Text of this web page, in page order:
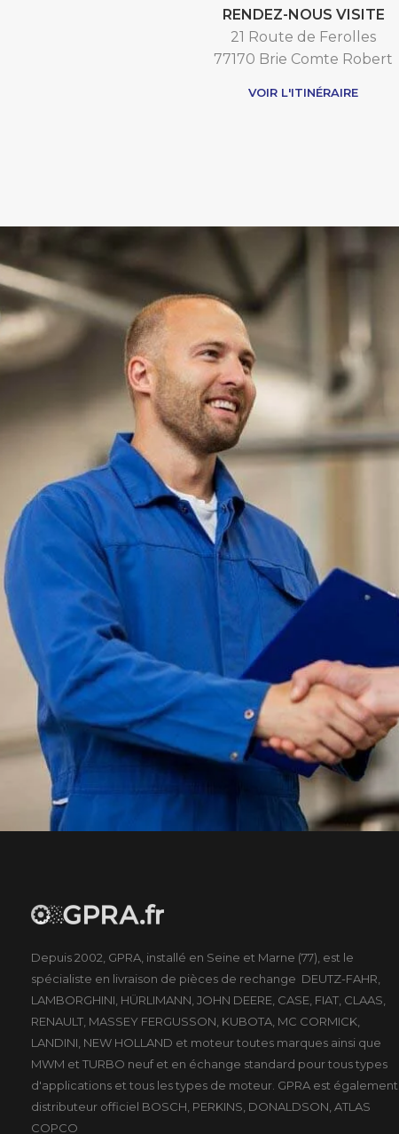
RENDEZ-NOUS VISITE
21 Route de Ferolles
77170 Brie Comte Robert
VOIR L'ITINÉRAIRE
Depuis 2002, GPRA, installé en Seine et Marne (77), est le
spécialiste en livraison de pièces de rechange DEUTZ-FAHR,
LAMBORGHINI, HÜRLIMANN, JOHN DEERE, CASE, FIAT, CLAAS,
RENAULT, MASSEY FERGUSSON, KUBOTA, MC CORMICK,
LANDINI, NEW HOLLAND et moteur toutes marques ainsi que
MWM et TURBO neuf et en échange standard pour tous types
d'applications et tous les types de moteur. GPRA est également
distributeur officiel BOSCH, PERKINS, DONALDSON, ATLAS
COPCO